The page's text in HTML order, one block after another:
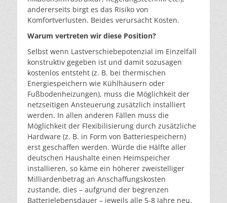
andererseits birgt es das Risiko von
Komfortverlusten. Beides verursacht Kosten.
Warum vertreten wir diese Position?
Selbst wenn Lastverschiebepotenzial im Einzelfall
konstruktiv gegeben ist und damit sozusagen
kostenlos entsteht (z. B. bei thermischen
Energiespeichern wie Kühlhäusern oder
Fußbodenheizungen), muss die Möglichkeit der
netzseitigen Ansteuerung zusätzlich installiert
werden. In allen anderen Fällen muss die
Möglichkeit der Flexibilisierung durch zusätzliche
Hardware (z. B. in Form von Batteriespeichern)
erst geschaffen werden. Würde die Hälfte aller
deutschen Haushalte einen Heimspeicher
installieren, so käme ein höherer zweistelliger
Milliardenbetrag an Anschaffungskosten
zustande, dies – aufgrund der begrenzen
Batterielebensdauer – jeweils alle 5-8 Jahre neu.